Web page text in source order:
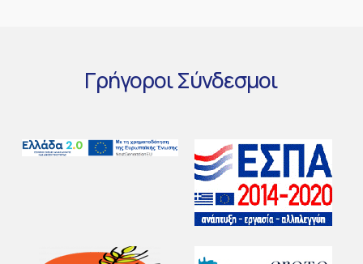
ΓρήγοροιΣύνδεσμοι